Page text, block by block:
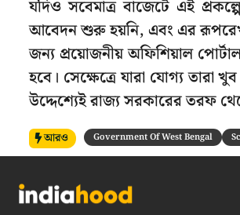
যদিও সবেমাত্র বাজেটে এই
আবেদন শুরু হয়নি, এবং এর
জন্য প্রয়োজনীয় অফিশিয়াল
হবে। সেক্ষেত্রে যারা যোগ্য
উদ্দেশ্যেই রাজ্য সরকারের তরফ
আরও Government Of West Bengal